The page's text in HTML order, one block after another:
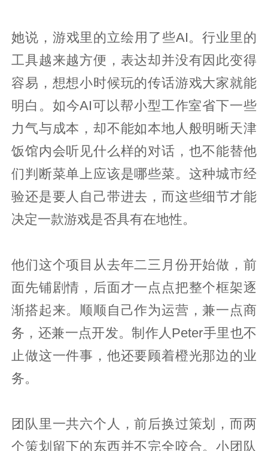
她说，游戏里的立绘用了些AI。行业里的
工具越来越方便，表达却并没有因此变得
容易，想想小时候玩的传话游戏大家就能
明白。如今AI可以帮小型工作室省下一些
力气与成本，却不能如本地人般明晰天津
饭馆内会听见什么样的对话，也不能替他
们判断菜单上应该是哪些菜。这种城市经
验还是要人自己带进去，而这些细节才能
决定一款游戏是否具有在地性。
他们这个项目从去年二三月份开始做，前
面先铺剧情，后面才一点点把整个框架逐
渐搭起来。顺顺自己作为运营，兼一点商
务，还兼一点开发。制作人Peter手里也不
止做这一件事，他还要顾着橙光那边的业
务。
团队里一共六个人，前后换过策划，而两
个策划留下的东西并不完全咬合。小团队